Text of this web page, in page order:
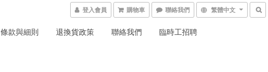
登入會員 購物車 聯絡我們 繁體中文
條款與細則 退換貨政策 聯絡我們
臨時工招聘